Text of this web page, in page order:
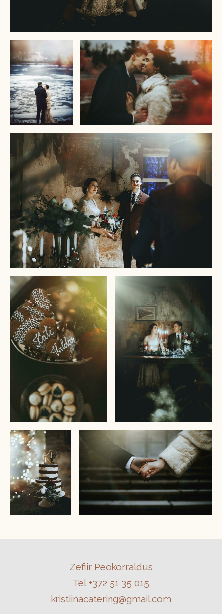
Zefiir Peokorraldus
Tel +372 51 35 015
kristiinacatering@gmail.com